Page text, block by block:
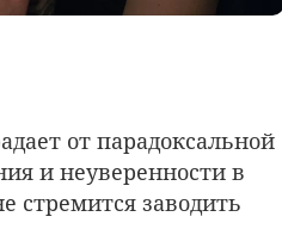
от парадоксальной
и неуверенности в
стремится заводить